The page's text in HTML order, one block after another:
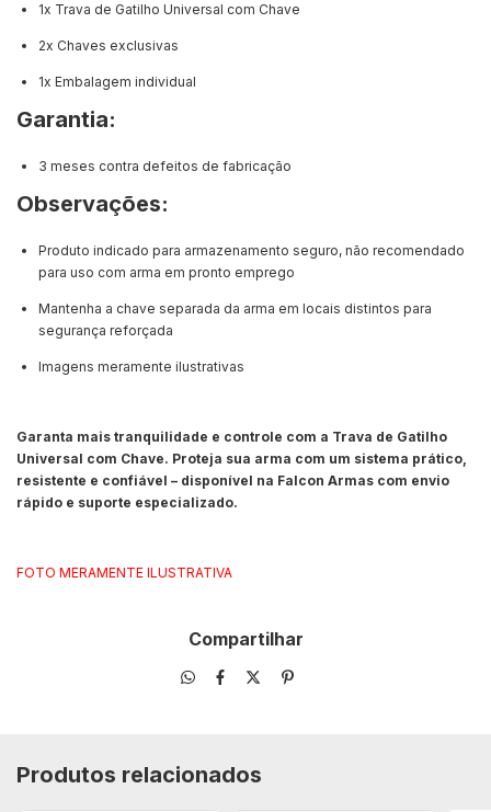
1x Trava de Gatilho Universal com Chave
2x Chaves exclusivas
1x Embalagem individual
Garantia:
3 meses contra defeitos de fabricação
Observações:
Produto indicado para armazenamento seguro, não recomendado
para uso com arma em pronto emprego
Mantenha a chave separada da arma em locais distintos para
segurança reforçada
Imagens meramente ilustrativas
Garanta mais tranquilidade e controle com a Trava de Gatilho
Universal com Chave. Proteja sua arma com um sistema prático,
resistente e confiável – disponível na Falcon Armas com envio
rápido e suporte especializado.
FOTO MERAMENTE ILUSTRATIVA
Compartilhar
Produtos relacionados